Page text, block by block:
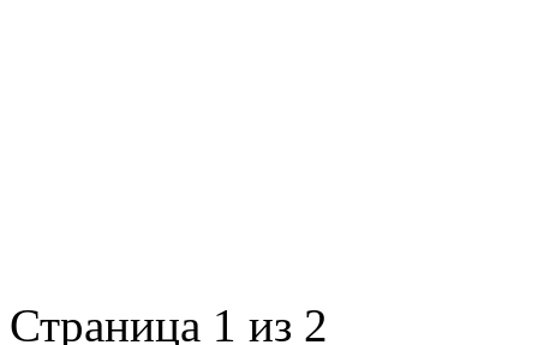
Страница 1 из 2